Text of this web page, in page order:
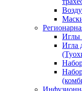
Иглы
Игла